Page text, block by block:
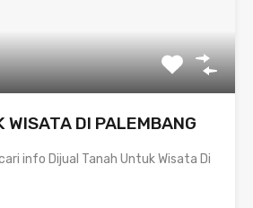
WISATA DI PALEMBANG
info Dijual Tanah Untuk Wisata Di